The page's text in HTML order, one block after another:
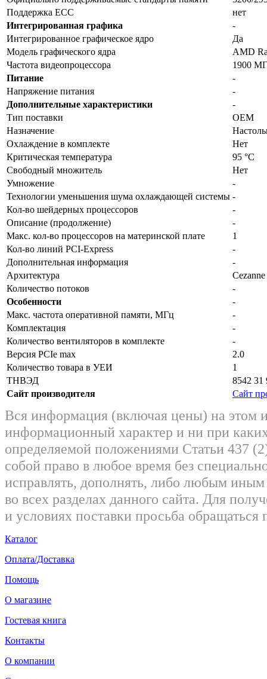
Поддержка ECC
нет
Интегрированная графика
-
Интегрированное графическое ядро
Да
Модель графического ядра
AMD
Частота видеопроцессора
1900
Питание
-
Напряжение питания
-
Дополнительные характеристики
-
Тип поставки
OEM
Назначение
Охлаждение в комплекте
Нет
Критическая температура
95 °C
Свободный множитель
Нет
Умножение
-
Технологии уменьшения шума охлаждающей системы -
Кол-во шейдерных процессоров
-
Описание (продолжение)
-
Макс. кол-во процессоров на материнской плате
1
Кол-во линий PCI-Express
-
Дополнительная информация
-
Архитектура
Cezanne
Количество потоков
-
Особенности
-
Макс. частота оперативной памяти, МГц
-
Комплектация
-
Количество вентиляторов в комплекте
-
Версия PCIe max
2.0
Количество товара в УЕИ
1
ТНВЭД
8542 31
Сайт производителя
Сайт
Вся информация (включая цены) на этом
информационный характер и ни при
определяемой положениями Статьи 437
собой право в любое время без
исправлять, дополнять, либо любым
во всех разделах данного сайта. Для
и условиях поставки просьба
Каталог
Оплата/Доставка
Помощь
О магазине
Гостевая книга
Контакты
О компании